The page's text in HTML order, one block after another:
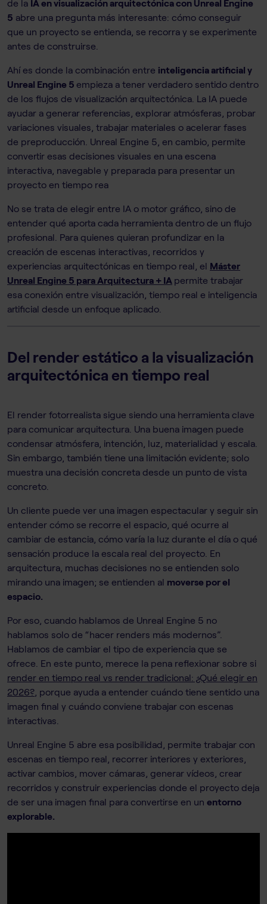
de la IA en visualización arquitectónica con Unreal Engine
5 abre una pregunta más interesante: cómo conseguir
que un proyecto se entienda, se recorra y se experimente
antes de construirse.
Ahí es donde la combinación entre inteligencia artificial y
Unreal Engine 5 empieza a tener verdadero sentido dentro
de los flujos de visualización arquitectónica. La IA puede
ayudar a generar referencias, explorar atmósferas, probar
variaciones visuales, trabajar materiales o acelerar fases
de preproducción. Unreal Engine 5, en cambio, permite
convertir esas decisiones visuales en una escena
interactiva, navegable y preparada para presentar un
proyecto en tiempo rea
No se trata de elegir entre IA o motor gráfico, sino de
entender qué aporta cada herramienta dentro de un flujo
profesional. Para quienes quieran profundizar en la
creación de escenas interactivas, recorridos y
experiencias arquitectónicas en tiempo real, el Máster
Unreal Engine 5 para Arquitectura + IA permite trabajar
esa conexión entre visualización, tiempo real e inteligencia
artificial desde un enfoque aplicado.
Del render estático a la visualización
arquitectónica en tiempo real
El render fotorrealista sigue siendo una herramienta clave
para comunicar arquitectura. Una buena imagen puede
condensar atmósfera, intención, luz, materialidad y escala.
Sin embargo, también tiene una limitación evidente; solo
muestra una decisión concreta desde un punto de vista
concreto.
Un cliente puede ver una imagen espectacular y seguir sin
entender cómo se recorre el espacio, qué ocurre al
cambiar de estancia, cómo varía la luz durante el día o qué
sensación produce la escala real del proyecto. En
arquitectura, muchas decisiones no se entienden solo
mirando una imagen; se entienden al moverse por el
espacio.
Por eso, cuando hablamos de Unreal Engine 5 no
hablamos solo de “hacer renders más modernos”.
Hablamos de cambiar el tipo de experiencia que se
ofrece. En este punto, merece la pena reflexionar sobre si
render en tiempo real vs render tradicional: ¿Qué elegir en
2026? , porque ayuda a entender cuándo tiene sentido una
imagen final y cuándo conviene trabajar con escenas
interactivas.
Unreal Engine 5 abre esa posibilidad, permite trabajar con
escenas en tiempo real, recorrer interiores y exteriores,
activar cambios, mover cámaras, generar vídeos, crear
recorridos y construir experiencias donde el proyecto deja
de ser una imagen final para convertirse en un entorno
explorable.